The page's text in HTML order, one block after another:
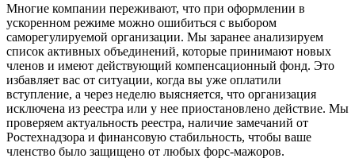
Многие компании переживают, что при оформлении в
ускоренном режиме можно ошибиться с выбором
саморегулируемой организации. Мы заранее анализируем
список активных объединений, которые принимают новых
членов и имеют действующий компенсационный фонд. Это
избавляет вас от ситуации, когда вы уже оплатили
вступление, а через неделю выясняется, что организация
исключена из реестра или у нее приостановлено действие. Мы
проверяем актуальность реестра, наличие замечаний от
Ростехнадзора и финансовую стабильность, чтобы ваше
членство было защищено от любых форс-мажоров.